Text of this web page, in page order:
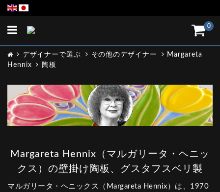
0
Toggle
デザイナーで選ぶ その他のデザイナー
Margareta
Hennix
陶板
Margareta Hennix（マルガリータ・ヘニッ
クス）の壁掛け陶板、グスタフスベリ製
マルガリータ・ヘニックス（Margareta Hennix）は、1970